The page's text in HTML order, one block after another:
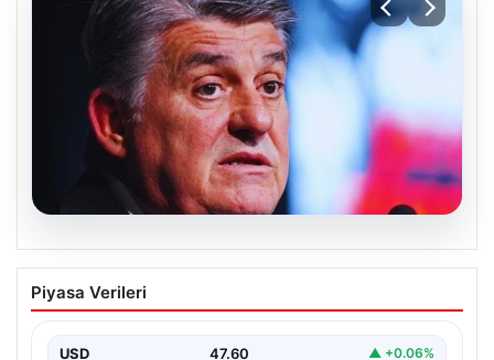
Serdal Adalı’dan Mohamed Salah
Açıklaması! ‘Biz İstemedik, İstesek
Beşiktaş Başkanı Serdal Adalı, futbol dünyasında sıkça
Piyasa Verileri
USD 47.60 ▲ +0.06%